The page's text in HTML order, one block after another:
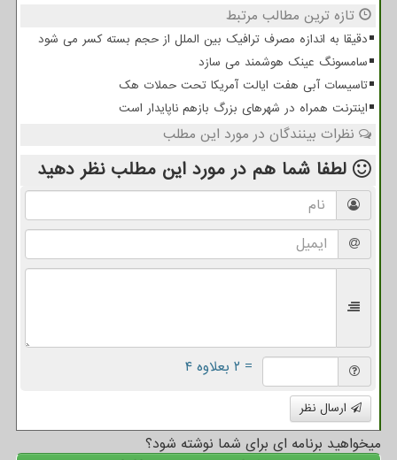
تازه ترین مطالب مرتبط
دقیقا به اندازه مصرف ترافیک بین الملل از حجم بسته کسر می شود
سامسونگ عینک هوشمند می سازد
تاسیسات آبی هفت ایالت آمریکا تحت حملات هک
اینترنت همراه در شهرهای بزرگ بازهم ناپایدار است
نظرات بینندگان در مورد این مطلب
لطفا شما هم در مورد این مطلب نظر دهید
= ۲ بعلاوه ۴
ارسال نظر
میخواهید برنامه ای برای شما نوشته شود؟